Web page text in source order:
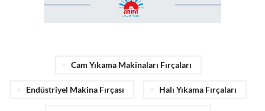
Cam Yıkama Makinaları Fırçaları
Endüstriyel Makina Fırçası Halı Yıkama Fırçaları